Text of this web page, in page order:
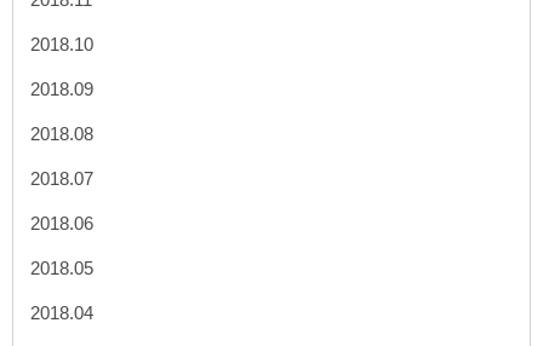
2018.10
2018.09
2018.08
2018.07
2018.06
2018.05
2018.04